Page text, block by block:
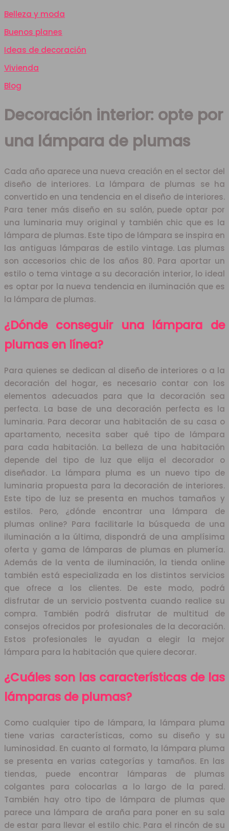
Belleza y moda
Buenos planes
Ideas de decoración
Vivienda
Blog
Decoración interior: opte por
una lámpara de plumas
Cada año aparece una nueva creación en el sector del
diseño de interiores. La lámpara de plumas se ha
convertido en una tendencia en el diseño de interiores.
Para tener más diseño en su salón, puede optar por
una luminaria muy original y también chic que es la
lámpara de plumas. Este tipo de lámpara se inspira en
las antiguas lámparas de estilo vintage. Las plumas
son accesorios chic de los años 80. Para aportar un
estilo o tema vintage a su decoración interior, lo ideal
es optar por la nueva tendencia en iluminación que es
la lámpara de plumas.
¿Dónde conseguir una lámpara de
plumas en línea?
Para quienes se dedican al diseño de interiores o a la
decoración del hogar, es necesario contar con los
elementos adecuados para que la decoración sea
perfecta. La base de una decoración perfecta es la
luminaria. Para decorar una habitación de su casa o
apartamento, necesita saber qué tipo de lámpara
para cada habitación. La belleza de una habitación
depende del tipo de luz que elija el decorador o
diseñador. La lámpara pluma es un nuevo tipo de
luminaria propuesta para la decoración de interiores.
Este tipo de luz se presenta en muchos tamaños y
estilos. Pero, ¿dónde encontrar una lámpara de
plumas online? Para facilitarle la búsqueda de una
iluminación a la última, dispondrá de una amplísima
oferta y gama de lámparas de plumas en plumería.
Además de la venta de iluminación, la tienda online
también está especializada en los distintos servicios
que ofrece a los clientes. De este modo, podrá
disfrutar de un servicio postventa cuando realice su
compra. También podrá disfrutar de multitud de
consejos ofrecidos por profesionales de la decoración.
Estos profesionales le ayudan a elegir la mejor
lámpara para la habitación que quiere decorar.
¿Cuáles son las características de las
lámparas de plumas?
Como cualquier tipo de lámpara, la lámpara pluma
tiene varias características, como su diseño y su
luminosidad. En cuanto al formato, la lámpara pluma
se presenta en varias categorías y tamaños. En las
tiendas, puede encontrar lámparas de plumas
colgantes para colocarlas a lo largo de la pared.
También hay otro tipo de lámpara de plumas que
parece una lámpara de araña para poner en su sala
de estar para llevar el estilo chic. Para el rincón de su